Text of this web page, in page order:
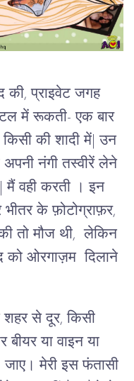
की, प्राइवेट जगह
में रूकती- एक बार
की शादी में| उन
नंगी तस्वीरें लेने
मैं वही करती । इन
के फ़ोटोग्राफ़र,
तो मौज थी, लेकिन
को ओरगाज़म दिलाने
शहर से दूर, किसी
या वाइन या
मेरी इस फंतासी